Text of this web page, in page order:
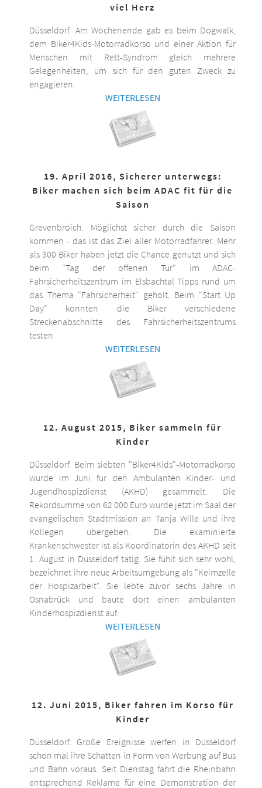
viel Herz
Düsseldorf. Am Wochenende gab es beim Dogwalk,
dem Biker4Kids-Motorradkorso und einer Aktion für
Menschen mit Rett-Syndrom gleich mehrere
Gelegenheiten, um sich für den guten Zweck zu
engagieren.
WEITERLESEN
19. April 2016, Sicherer unterwegs:
Biker machen sich beim ADAC fit für die
Saison
Grevenbroich. Möglichst sicher durch die Saison
kommen - das ist das Ziel aller Motorradfahrer. Mehr
als 300 Biker haben jetzt die Chance genutzt und sich
beim "Tag der offenen Tür" im ADAC-
Fahrsicherheitszentrum im Elsbachtal Tipps rund um
das Thema "Fahrsicherheit" geholt. Beim "Start Up
Day" konnten die Biker verschiedene
Streckenabschnitte des Fahrsicherheitszentrums
testen.
WEITERLESEN
12. August 2015, Biker sammeln für
Kinder
Düsseldorf. Beim siebten "Biker4Kids"-Motorradkorso
wurde im Juni für den Ambulanten Kinder- und
Jugendhospizdienst (AKHD) gesammelt. Die
Rekordsumme von 62 000 Euro wurde jetzt im Saal der
evangelischen Stadtmission an Tanja Wille und ihre
Kollegen übergeben. Die examinierte
Krankenschwester ist als Koordinatorin des AKHD seit
1. August in Düsseldorf tätig. Sie fühlt sich sehr wohl,
bezeichnet ihre neue Arbeitsumgebung als "Keimzelle
der Hospizarbeit". Sie lebte zuvor sechs Jahre in
Osnabrück und baute dort einen ambulanten
Kinderhospizdienst auf.
WEITERLESEN
12. Juni 2015, Biker fahren im Korso für
Kinder
Düsseldorf. Große Ereignisse werfen in Düsseldorf
schon mal ihre Schatten in Form von Werbung auf Bus
und Bahn voraus. Seit Dienstag fährt die Rheinbahn
entsprechend Reklame für eine Demonstration der